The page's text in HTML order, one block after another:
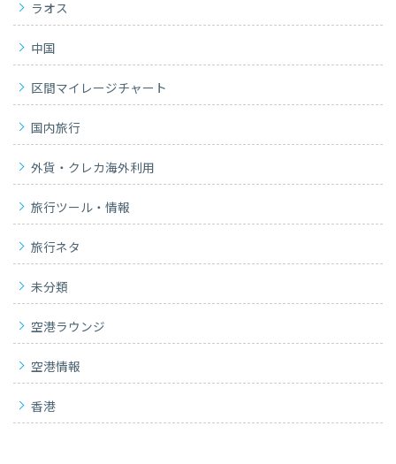
ラオス
中国
区間マイレージチャート
国内旅行
外貨・クレカ海外利用
旅行ツール・情報
旅行ネタ
未分類
空港ラウンジ
空港情報
香港